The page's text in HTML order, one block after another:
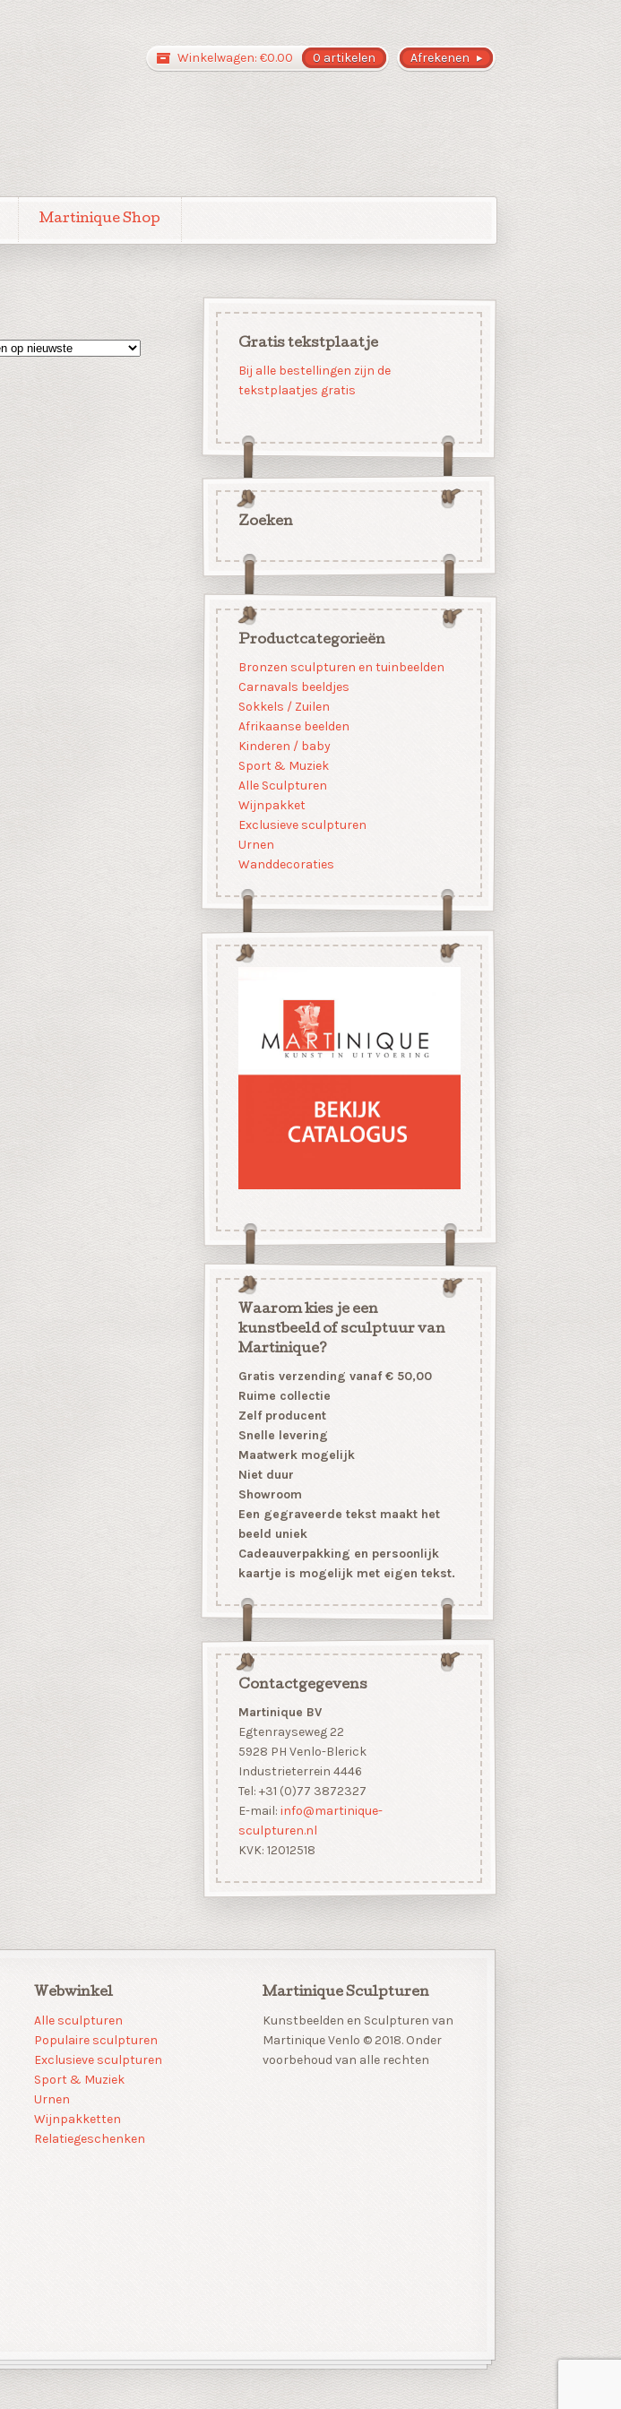
Afrekenen
Winkelwagen: €0.00 0 artikelen
Martinique Shop
Gratis tekstplaatje
Bij alle bestellingen zijn de
tekstplaatjes gratis
Zoeken
Productcategorieën
Bronzen sculpturen en tuinbeelden
Carnavals beeldjes
Sokkels / Zuilen
Afrikaanse beelden
Kinderen / baby
Sport & Muziek
Alle Sculpturen
Wijnpakket
Exclusieve sculpturen
Urnen
Wanddecoraties
Waarom kies je een
kunstbeeld of sculptuur van
Martinique?
Gratis verzending vanaf € 50,00
Ruime collectie
Zelf producent
Snelle levering
Maatwerk mogelijk
Niet duur
Showroom
Een gegraveerde tekst maakt het
beeld uniek
Cadeauverpakking en persoonlijk
kaartje is mogelijk met eigen tekst.
Contactgegevens
Martinique BV
Egtenrayseweg 22
5928 PH Venlo-Blerick
Industrieterrein 4446
Tel: +31 (0)77 3872327
E-mail: info@martinique-
sculpturen.nl
KVK: 12012518
Webwinkel
Alle sculpturen
Populaire sculpturen
Exclusieve sculpturen
Sport & Muziek
Urnen
Wijnpakketten
Relatiegeschenken
Martinique Sculpturen
Kunstbeelden en Sculpturen van
Martinique Venlo © 2018. Onder
voorbehoud van alle rechten